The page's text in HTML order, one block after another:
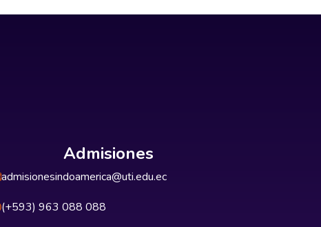
Admisiones
admisionesindoamerica@uti.edu.ec
(+593) 963 088 088